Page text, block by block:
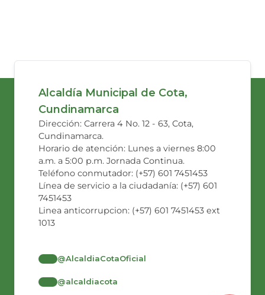
Alcaldía Municipal de Cota,
Cundinamarca
Dirección: Carrera 4 No. 12 - 63, Cota,
Cundinamarca.
Horario de atención: Lunes a viernes 8:00
a.m. a 5:00 p.m. Jornada Continua.
Teléfono conmutador: (+57) 601 7451453
Línea de servicio a la ciudadanía: (+57) 601
7451453
Linea anticorrupcion: (+57) 601 7451453 ext
1013
@AlcaldiaCotaOficial
@alcaldiacota